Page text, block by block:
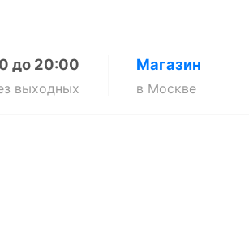
Магазин
в Москве
до 20:00
выходных